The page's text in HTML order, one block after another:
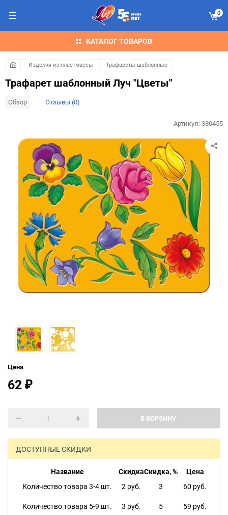
КАТАЛОГ ТОВАРОВ
0
Изделия из пластмассы Трафареты шаблонные
Трафарет шаблонный Луч "Цветы"
Обзор Отзывы (0)
Артикул:380455
Цена
62 ₽
В КОРЗИНУ
ДОСТУПНЫЕ СКИДКИ
Название СкидкаСкидка, %
Цена
Количество товара 3-4 шт.
2 руб. 3 60 руб.
Количество товара 5-9 шт. 3 руб. 5 59 руб.